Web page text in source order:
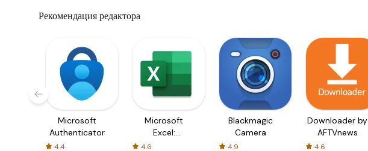
Рекомендация редактора
Microsoft
Authenticator
4.4
Microsoft
Excel:
Spreadsheets
4.6
Blackmagic
Camera
4.9
Downloader by
AFTVnews
4.6